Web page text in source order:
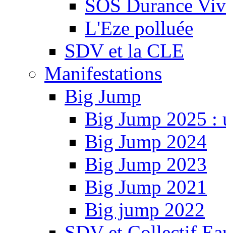
SOS Durance
L'Eze polluée
SDV et la CLE
Manifestations
Big Jump
Big Jump 2025 :
Big Jump 2024
Big Jump 2023
Big Jump 2021
Big jump 2022